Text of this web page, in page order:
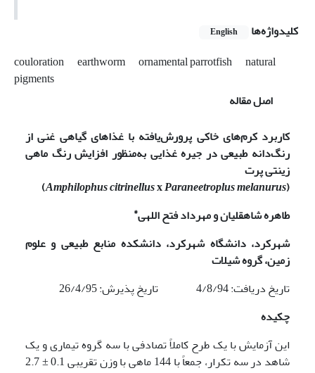
کلیدواژه‌ها
English
couloration earthworm ornamental parrotfish
natural
pigments
اصل مقاله
کاربرد کرم‌های خاکی پرورش‌یافته با غذاهای گیاهی غنی از
رنگ‌دانه طبیعی در جیره غذایی به‌منظور افزایش رنگ ماهی
زینتی پرت
(
Amphilophus citrinellusxParaneetroplus melanurus
)
طاهره شاهقلیان و مهرداد فتح اللهی*
شهرکرد، دانشگاه شهرکرد، دانشکده منابع طبیعی و علوم
زمین، گروه شیلات
تاریخ دریافت: 4/8/94 تاریخ پذیرش: 26/4/95
چکیده
این آزمایش با یک طرح کاملاً تصادفی با سه گروه تیماری و یک
شاهد در سه تکرار، جمعاً با 144 ماهی با وزن تقریبی 0.1 ± 2.7